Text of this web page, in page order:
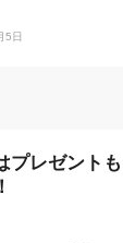
5日
プレゼント